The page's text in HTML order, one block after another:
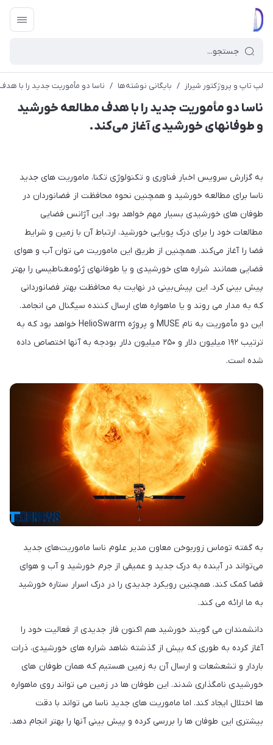
لپ تاپ و پروژکتور شیراز / بایگانی نوشته‌ها / ناسا دو مأموریت جدید را با
ناسا دو مأموریت جدید را با هدف مطالعه خورشید
و طوفانهای خورشیدی آغاز می‌کند.
به گزارش سرویس اخبار فناوری و تکنولوژی تکنا، ماموریت های جدید
ناسا برای مطالعه خورشید و همچنین نحوه محافظت از فضانوردان در
طوفان های خورشیدی بسیار مهم خواهد بود. این آژانس فضایی
مطالعات خود را برای درک پویایی خورشید، ارتباط آن با زمین و شرایط
فضا را آغاز می‌کند. همچنین از طریق این ماموریت می توان آب و هوای
فضایی همانند شراره های خورشیدی و یا طوفانهای ژئومغناطیسی را بهتر
پیش بینی کرد. این پیش‌بینی در نهایت به محافظت بهتر فضانوردانی
که به مدار می روند و یا ماهواره های ارسال کننده سیگنال می انجامد.
این دو مأموریت به نام MUSE و پروژه HelioSwarm خواهد بود که به
ترتیب ۱۹۲ میلیون دلار و ۲۵۰ میلیون دلار بودجه به آنها اختصاص داده
شده است.
به گفته توماس زوربوخن معاون مدیر علوم ناسا ماموریت‌های جدید
می‌تواند در آینده به درک جدید و عمیقی از جرم خورشید و آب و هوای
فضا کمک کند. همچنین رویکرد جدیدی را در درک اسرار ستاره خورشید
به ما ارائه می کند.
دانشمندان می گویند خورشید هم اکنون فاز جدیدی از فعالیت خود را
آغاز کرده به طوری که بیش از گذشته شاهد شراره های خورشیدی، ذرات
باردار و تشعشعات و ارسال آن به زمین هستیم که همان طوفان های
خورشیدی نامگذاری شدند. این طوفان ها در زمین می تواند روی ماهواره
ها اختلال ایجاد کند. اما ماموریت های جدید ناسا می تواند با دقت
بیشتری این طوفان ها را بررسی کرده و پیش بینی آنها را بهتر انجام دهد.